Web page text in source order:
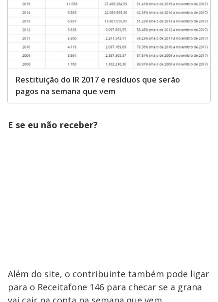
Restituição do IR 2017 e resíduos que serão
pagos na semana que vem
E se eu não receber?
Além do site, o contribuinte também pode ligar
para o Receitafone 146 para checar se a grana